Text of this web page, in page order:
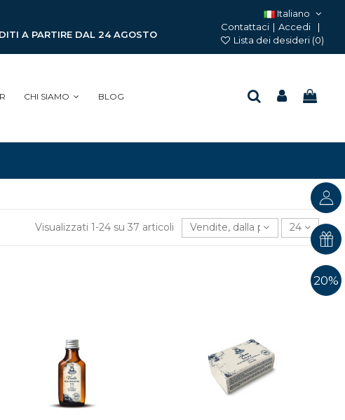
A PARTIRE DAL 24 AGOSTO
Italiano
Contattaci | Accedi
Lista dei desideri (0)
CHI SIAMO BLOG
Visualizzati 1-24 su 37 articoli Vendite, dalla più alta alla più
24
20%